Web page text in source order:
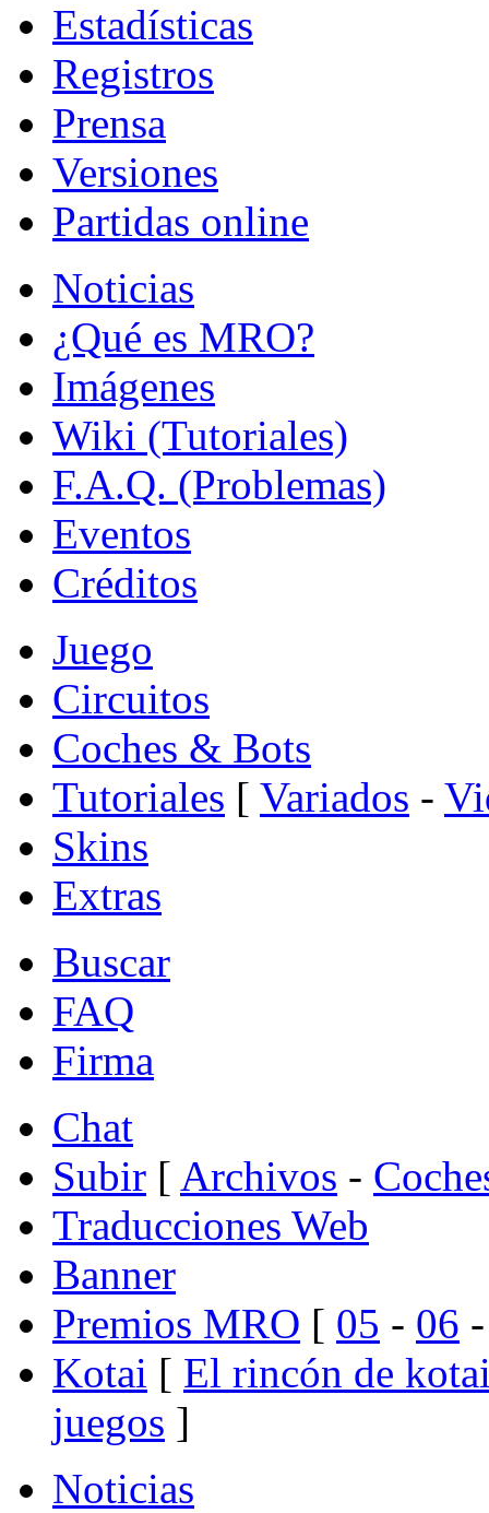
Estadísticas
Registros
Prensa
Versiones
Partidas online
Noticias
¿Qué es MRO?
Imágenes
Wiki (Tutoriales)
F.A.Q. (Problemas)
Eventos
Créditos
Juego
Circuitos
Coches & Bots
Tutoriales [ Variados -
Skins
Extras
Buscar
FAQ
Firma
Chat
Subir [ Archivos -
Traducciones Web
Banner
Premios MRO [ 05 - 06
Kotai [ El rincón de
juegos ]
Noticias